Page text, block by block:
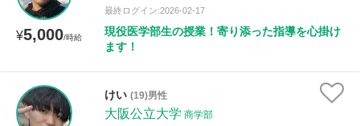
¥5,000/時給
最終ログイン:2026-02-17
現役医学部生の授業！寄り添った指導を心掛け
ます！
けい (19)男性
大阪公立大学 商学部